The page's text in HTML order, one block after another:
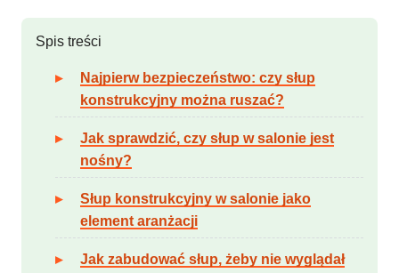
Spis treści
Najpierw bezpieczeństwo: czy słup
konstrukcyjny można ruszać?
Jak sprawdzić, czy słup w salonie jest
nośny?
Słup konstrukcyjny w salonie jako
element aranżacji
Jak zabudować słup, żeby nie wyglądał